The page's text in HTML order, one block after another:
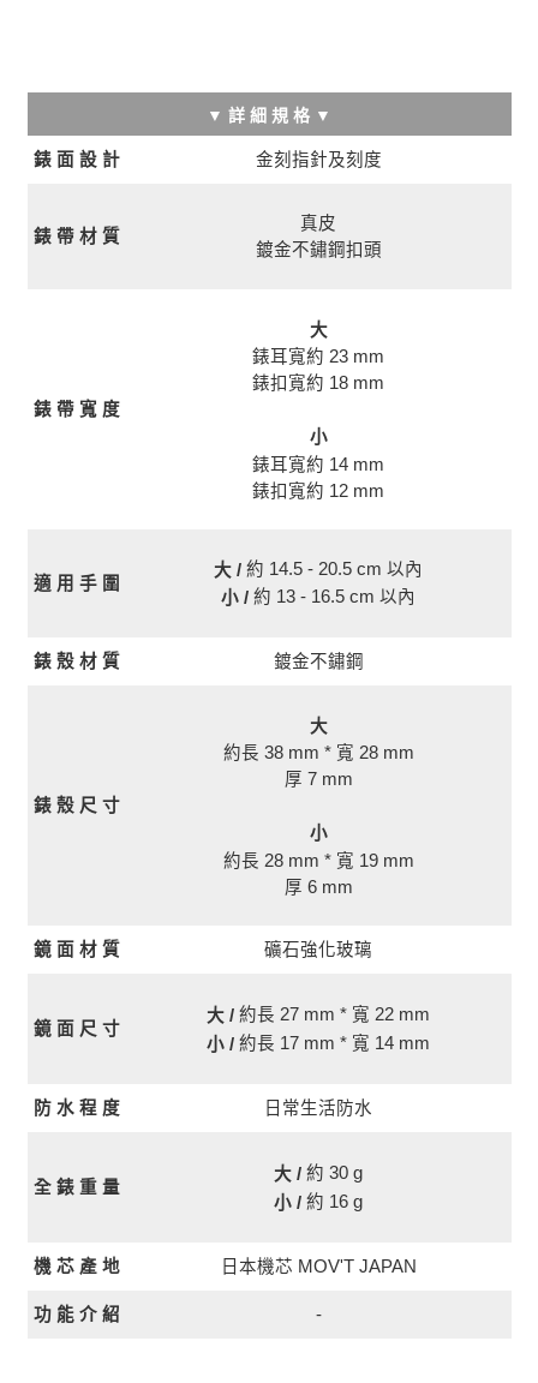
▼ 詳 細 規 格 ▼
錶 面 設 計 金刻指針及刻度
錶 帶 材 質
真皮
鍍金不鏽鋼扣頭
錶 帶 寬 度
大
錶耳寬約 23 mm
錶扣寬約 18 mm
小
錶耳寬約 14 mm
錶扣寬約 12 mm
適 用 手 圍
大 / 約 14.5 - 20.5 cm 以內
小 / 約 13 - 16.5 cm 以內
錶 殼 材 質 鍍金不鏽鋼
錶 殼 尺 寸
大
約長 38 mm * 寬 28 mm
厚 7 mm
小
約長 28 mm * 寬 19 mm
厚 6 mm
鏡 面 材 質 礦石強化玻璃
鏡 面 尺 寸
大 / 約長 27 mm * 寬 22 mm
小 / 約長 17 mm * 寬 14 mm
防 水 程 度 日常生活防水
全 錶 重 量
大 / 約 30 g
小 / 約 16 g
機 芯 產 地 日本機芯 MOV'T JAPAN
功 能 介 紹 -